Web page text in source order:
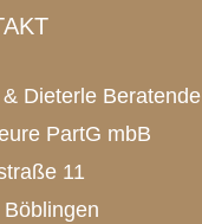
Dieterle Beratende
PartG mbB
11